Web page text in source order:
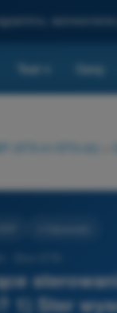
wzmocnione
Test Ceny
(STS-01/STS-02)
1) Ster